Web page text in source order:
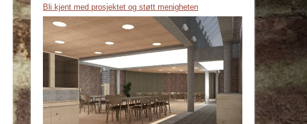
Bli kjent med prosjektet og støtt menigheten